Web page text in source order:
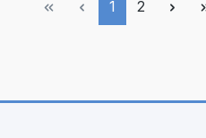
Seite
1 Seite
2